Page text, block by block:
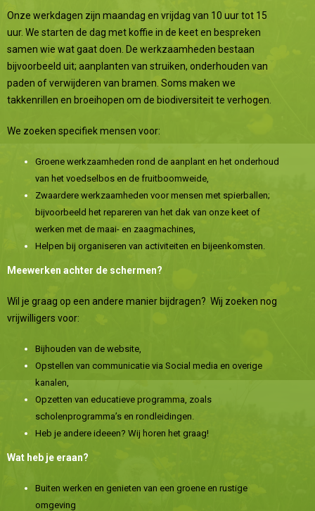
Onze werkdagen zijn maandag en vrijdag van 10 uur tot 15
uur. We starten de dag met koffie in de keet en bespreken
samen wie wat gaat doen. De werkzaamheden bestaan
bijvoorbeeld uit; aanplanten van struiken, onderhouden van
paden of verwijderen van bramen. Soms maken we
takkenrillen en broeihopen om de biodiversiteit te verhogen.
We zoeken specifiek mensen voor:
Groene werkzaamheden rond de aanplant en het onderhoud
van het voedselbos en de fruitboomweide,
Zwaardere werkzaamheden voor mensen met spierballen;
bijvoorbeeld het repareren van het dak van onze keet of
werken met de maai- en zaagmachines,
Helpen bij organiseren van activiteiten en bijeenkomsten.
Meewerken achter de schermen?
Wil je graag op een andere manier bijdragen? Wij zoeken nog
vrijwilligers voor:
Bijhouden van de website,
Opstellen van communicatie via Social media en overige
kanalen,
Opzetten van educatieve programma, zoals
scholenprogramma’s en rondleidingen.
Heb je andere ideeen? Wij horen het graag!
Wat heb je eraan?
Buiten werken en genieten van een groene en rustige
omgeving